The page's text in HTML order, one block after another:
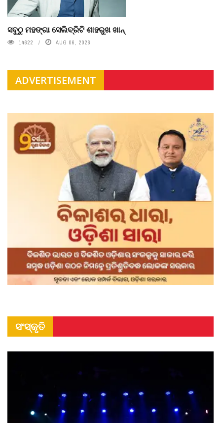
ସବୁଠୁ ମହଙ୍ଗା ସେଲିବ୍ରିଟି ଶାହରୁଖ ଖାନ୍
14622 AUG 06, 2026
ADVERTISEMENT
ସଂସ୍କୃତି